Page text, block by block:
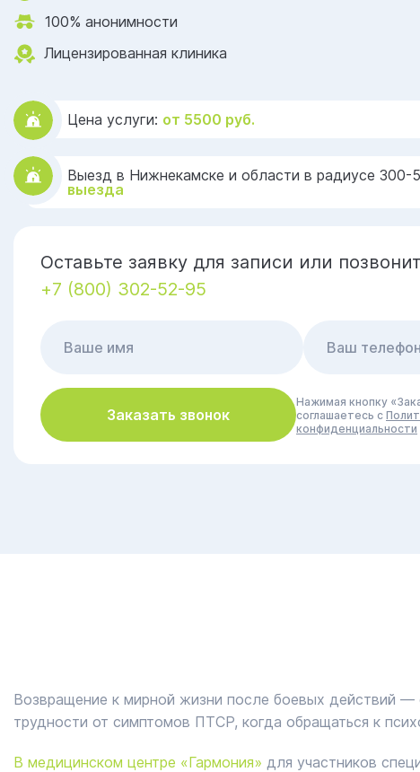
100% анонимности
Лицензированная клиника
Цена услуги: от 5500 руб.
Выезд в Нижнекамске и области в радиусе 300-
выезда
Оставьте заявку для записи или
+7 (800) 302-52-95
Заказать звонок
Нажимая кнопку
соглашаетесь с
конфиденциальности
Возвращение к мирной жизни после боевых действий
трудности от симптомов ПТСР, когда обращаться к
В медицинском центре «Гармония» для участников